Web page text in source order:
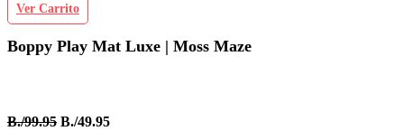
Ver Carrito
Boppy Play Mat Luxe | Moss Maze
B./99.95 B./49.95